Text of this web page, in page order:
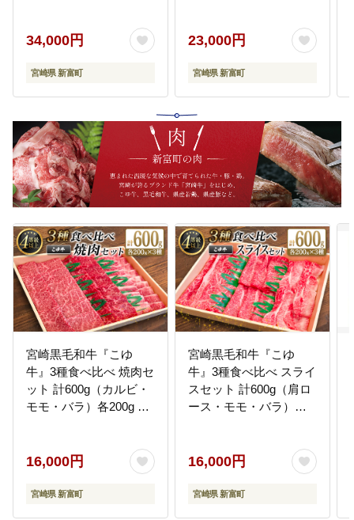
27】
34,000円
宮崎県 新富町
23,000円
宮崎県 新富町
宮崎黒毛和牛『こゆ
牛』3種食べ比べ 焼肉セ
ット 計600g（カルビ・
モモ・バラ）各200g A4
16,000円
宮崎県 新富町
宮崎黒毛和牛『こゆ
牛』3種食べ比べ スライ
スセット 計600g（肩ロ
ース・モモ・バラ）各
16,000円
宮崎県 新富町